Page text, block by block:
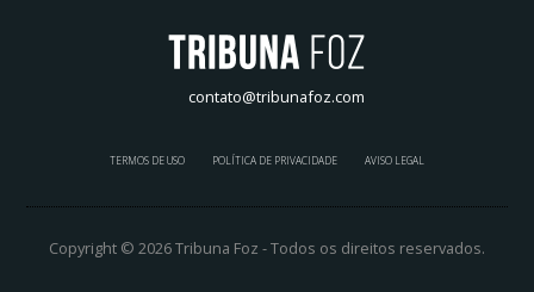
contato@tribunafoz.com
TERMOS DE USO POLÍTICA DE PRIVACIDADE AVISO LEGAL
Copyright © 2026 Tribuna Foz - Todos os direitos reservados.